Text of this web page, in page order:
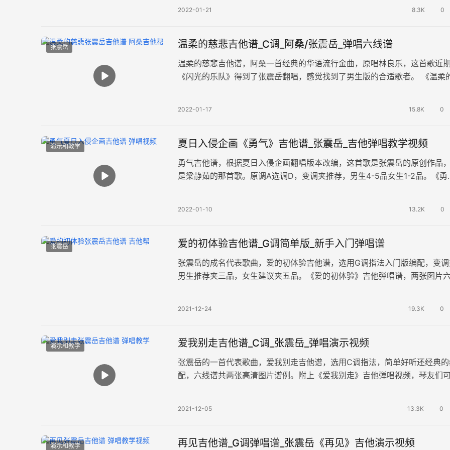
2022-01-21 8.3K 0
张震岳 温柔的慈悲吉他谱_C调_阿桑/张震岳_弹唱六线谱
温柔的慈悲吉他谱，阿桑一首经典的华语流行金曲，原唱林良乐，这首歌近
《闪光的乐队》得到了张震岳翻唱，感觉找到了男生版的合适歌者。 《温柔
2022-01-17 15.8K 0
演示和教学 夏日入侵企画《勇气》吉他谱_张震岳_吉他弹唱教学视频
勇气吉他谱，根据夏日入侵企画翻唱版本改编，这首歌是张震岳的原创作品
是梁静茹的那首歌。原调A选调D，变调夹推荐，男生4-5品女生1-2品。《勇
2022-01-10 13.2K 0
张震岳 爱的初体验吉他谱_G调简单版_新手入门弹唱谱
张震岳的成名代表歌曲，爱的初体验吉他谱，选用G调指法入门版编配，变
男生推荐夹三品，女生建议夹五品。《爱的初体验》吉他弹唱谱，两张图片
2021-12-24 19.3K 0
演示和教学 爱我别走吉他谱_C调_张震岳_弹唱演示视频
张震岳的一首代表歌曲，爱我别走吉他谱，选用C调指法，简单好听还经典
配，六线谱共两张高清图片谱例。附上《爱我别走》吉他弹唱视频，琴友们
2021-12-05 13.3K 0
演示和教学 再见吉他谱_G调弹唱谱_张震岳《再见》吉他演示视频